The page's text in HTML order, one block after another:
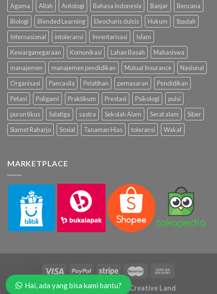
Agama Allah Antologi Bahasa Indonesia Banjar
Bencana
Biologi
Blended Learning Eleocharis dulcis Hukum
Ibadah
Internasional
intoleransi Inventarisasi
Islam
Kewarganegaraan
Komunikasi Lahan Basah
Mahasiswa
manajemen
manajemen pendidikan Mutual Insurance
Nasional
Organisasi
Pancasila Pelatihan pemasaran
Pendidikan
Petani
Poligami Praktikum Prestasi Psikologi
puisi
purun tikus
Salatiga sastra Sekolah Alam Serat alam
Siber
Slamet Raharjo
Sosial Tanaman Hias toleransi Wakaf
MARKETPLACE
Copyright 2026 © Hammus Creative Land
Hai, ada yang bisa kami bantu?